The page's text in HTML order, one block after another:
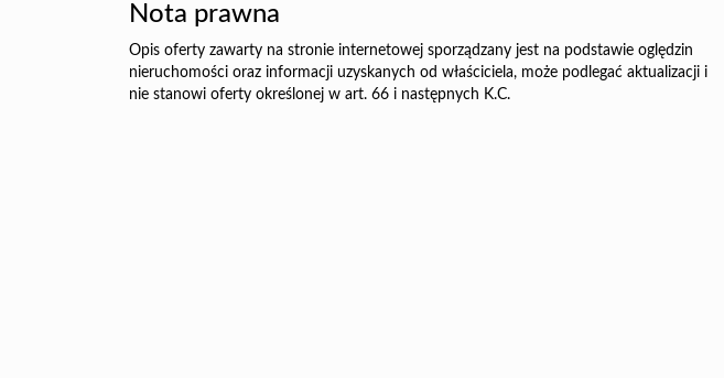
Nota prawna
Opis oferty zawarty na stronie internetowej sporządzany jest na podstawie oględzin
nieruchomości oraz informacji uzyskanych od właściciela, może podlegać aktualizacji i
nie stanowi oferty określonej w art. 66 i następnych K.C.